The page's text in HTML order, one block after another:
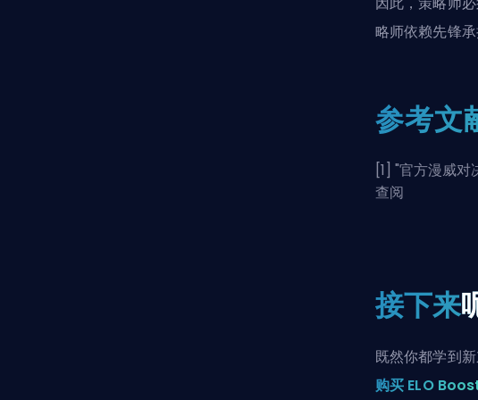
略师依赖先锋
参考文
[1] "官方漫威对
查阅
接下来
既然你都学到
购买 ELO